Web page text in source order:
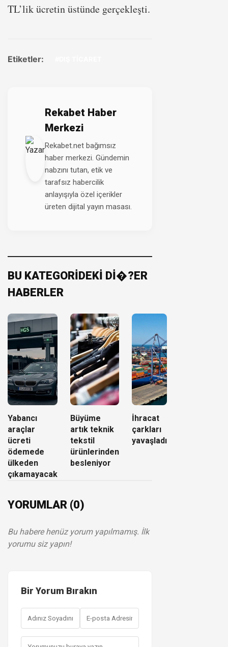
TL’lik ücretin üstünde gerçekleşti.
Etiketler:
Rekabet Haber
Merkezi
Rekabet.net bağımsız
haber merkezi. Gündemin
nabzını tutan, etik ve
tarafsız habercilik
anlayışıyla özel içerikler
üreten dijital yayın masası.
BU KATEGORİDEKİ Dİ�?ER
HABERLER
Yabancı
araçlar
ücreti
ödemede
ülkeden
çıkamayacak
Büyüme
artık teknik
tekstil
ürünlerinden
besleniyor
İhracat
çarkları
yavaşladı
YORUMLAR (0)
Bu habere henüz yorum yapılmamış. İlk
yorumu siz yapın!
Bir Yorum Bırakın